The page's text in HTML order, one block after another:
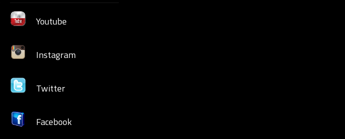
Youtube
Instagram
Twitter
Facebook